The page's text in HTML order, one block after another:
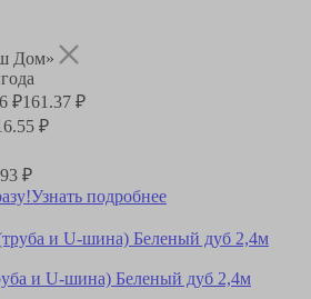
Дом»
₽161.37 ₽
₽
₽
Узнать подробнее
и U-шина) Беленый дуб 2,4м